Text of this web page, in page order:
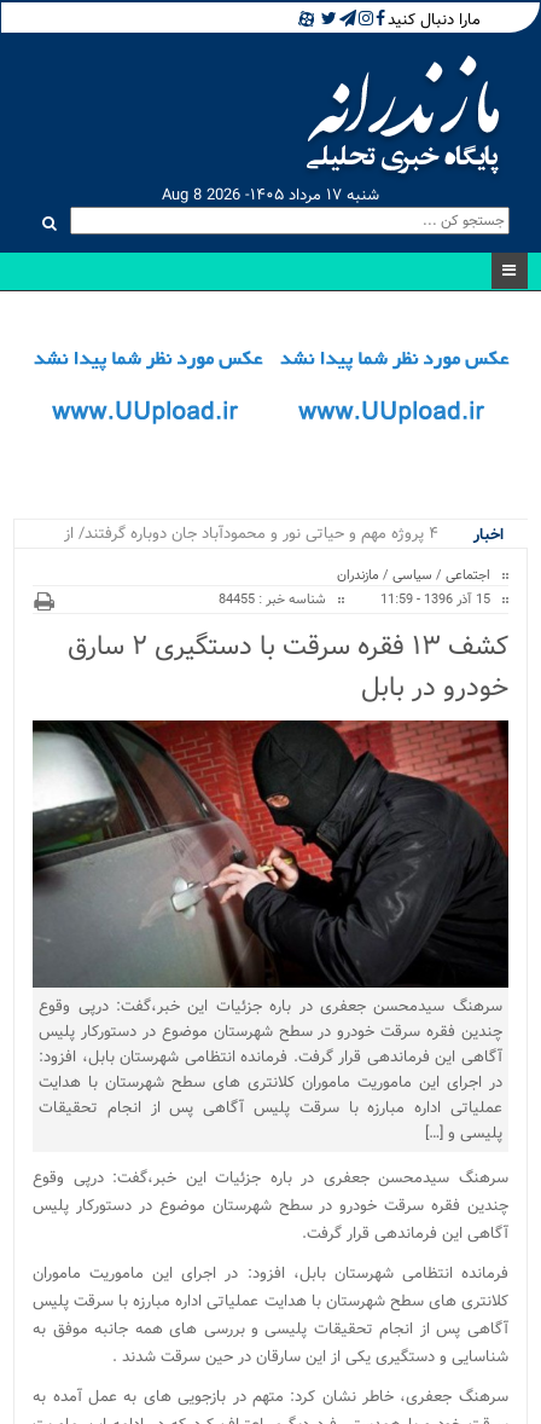
مارا دنبال کنید
شنبه ۱۷ مرداد ۱۴۰۵- Aug 8 2026
اخبار
۴ پروژه مهم و حیاتی نور و محمودآباد جان دوباره گرفتند/ از
اجتماعی / سیاسی / مازندران
15 آذر 1396 - 11:59
شناسه خبر : 84455
کشف ۱۳ فقره سرقت با دستگیری ۲ سارق
خودرو در بابل
سرهنگ سیدمحسن جعفری در باره جزئیات این خبر،گفت: درپی وقوع
چندین فقره سرقت خودرو در سطح شهرستان موضوع در دستورکار پلیس
آگاهی این فرماندهی قرار گرفت. فرمانده انتظامی شهرستان بابل، افزود:
در اجرای این ماموریت ماموران کلانتری های سطح شهرستان با هدایت
عملیاتی اداره مبارزه با سرقت پلیس آگاهی پس از انجام تحقیقات
پلیسی و […]
سرهنگ سیدمحسن جعفری در باره جزئیات این خبر،گفت: درپی وقوع
چندین فقره سرقت خودرو در سطح شهرستان موضوع در دستورکار پلیس
آگاهی این فرماندهی قرار گرفت.
فرمانده انتظامی شهرستان بابل، افزود: در اجرای این ماموریت ماموران
کلانتری های سطح شهرستان با هدایت عملیاتی اداره مبارزه با سرقت پلیس
آگاهی پس از انجام تحقیقات پلیسی و بررسی های همه جانبه موفق به
شناسایی و دستگیری یکی از این سارقان در حین سرقت شدند .
سرهنگ جعفری، خاطر نشان کرد: متهم در بازجویی های به عمل آمده به